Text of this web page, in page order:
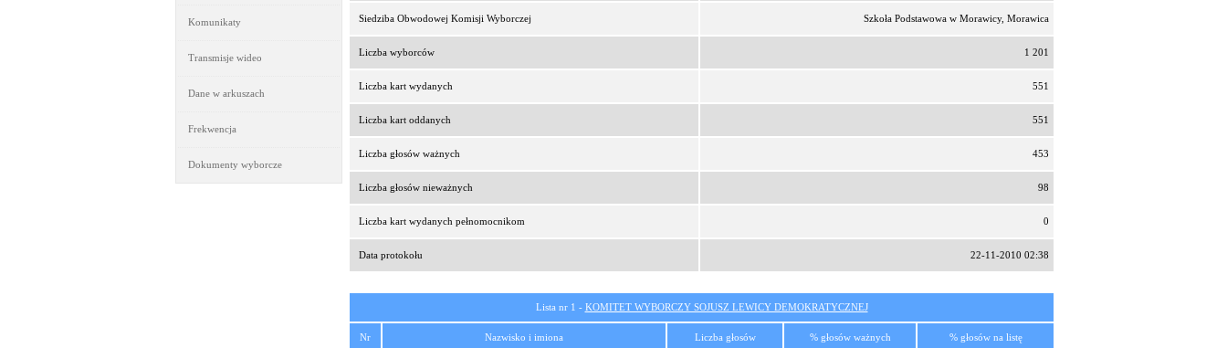
Komunikaty
Transmisje wideo
Dane w arkuszach
Frekwencja
Dokumenty wyborcze
Siedziba Obwodowej Komisji Wyborczej Szkoła Podstawowa w Morawicy, Morawica
Liczba wyborców 1 201
Liczba kart wydanych 551
Liczba kart oddanych 551
Liczba głosów ważnych 453
Liczba głosów nieważnych 98
Liczba kart wydanych pełnomocnikom 0
Data protokołu 22-11-2010 02:38
Lista nr 1 - KOMITET WYBORCZY SOJUSZ LEWICY DEMOKRATYCZNEJ
Nr Nazwisko i imiona Liczba głosów % głosów ważnych % głosów na listę